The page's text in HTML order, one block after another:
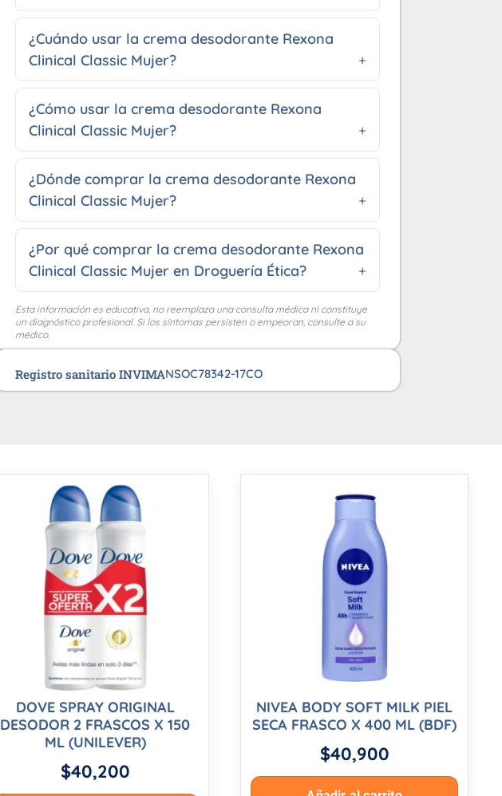
¿Cuándo usar la crema desodorante Rexona
Clinical Classic Mujer?
¿Cómo usar la crema desodorante Rexona
Clinical Classic Mujer?
¿Dónde comprar la crema desodorante Rexona
Clinical Classic Mujer?
¿Por qué comprar la crema desodorante Rexona
Clinical Classic Mujer en Droguería Ética?
Esta información es educativa, no reemplaza una consulta médica ni constituye
un diagnóstico profesional. Si los síntomas persisten o empeoran, consulte a su
médico.
Registro sanitario INVIMANSOC78342-17CO
DOVE SPRAY ORIGINAL
DESODOR 2 FRASCOS X 150
ML (UNILEVER)
$40,200
NIVEA BODY SOFT MILK PIEL
SECA FRASCO X 400 ML (BDF)
$40,900